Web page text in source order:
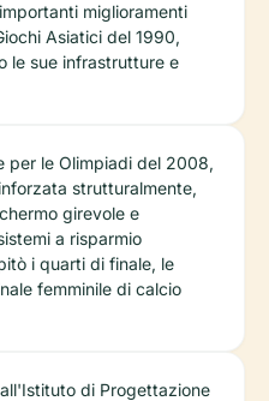
miglioramenti
Asiatici del 1990,
le sue infrastrutture e
per le Olimpiadi del 2008,
strutturalmente,
girevole e
a risparmio
i quarti di finale, le
femminile di calcio
di Progettazione